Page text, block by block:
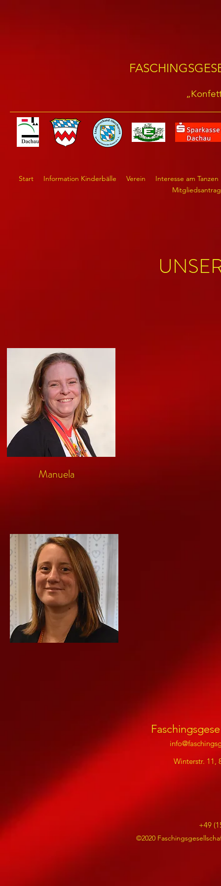
Start Information Kinderbälle Verein
Interesse am Tanzen
Mitgliedsantrag
Manuela
Winterstr. 11,
+49
©2020